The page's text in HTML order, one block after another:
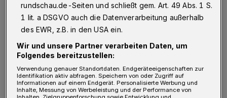
I ch bin in Wichlinghausen groß geworden
und wohne nun schon seit 16 Jahren in
Hagen. Bei meinem Besuch bei meinem Vater
in Wupperta, habe ich auch einen Blick in die
Rundschau vom 4. Mai 2024 geworfen und
den Leserbrief „Abholung reformieren“ zum
rundschau.de-Seiten und schließt gem. Art. 49 Abs. 1 S.
1 lit. a DSGVO auch die Datenverarbeitung außerhalb
des EWR, z.B. in den USA ein.
Wir und unsere Partner verarbeiten Daten, um
Folgendes bereitzustellen:
Verwendung genauer Standortdaten. Endgeräteeigenschaften zur
Identifikation aktiv abfragen. Speichern von oder Zugriff auf
Informationen auf einem Endgerät. Personalisierte Werbung und
Inhalte, Messung von Werbeleistung und der Performance von